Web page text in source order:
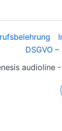
DSGVO
audioline